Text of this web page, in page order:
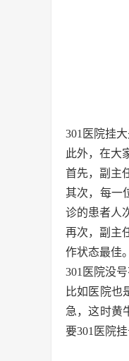
301医院挂
此外，在大
首先，副主
其次，每一
诊的患者人
再次，副主
作状态最佳。
301医院没
比如医院也
急，这时黄
要301医院